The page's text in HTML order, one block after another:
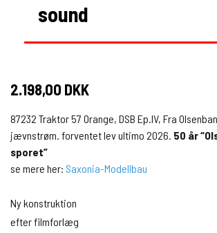
sound
2.198,00 DKK
87232 Traktor 57 Orange, DSB Ep.IV, Fra
jævnstrøm. forventet lev ultimo 2026. 50 år
sporet”
se mere her: Saxonia-Modellbau
Ny konstruktion
efter filmforlæg